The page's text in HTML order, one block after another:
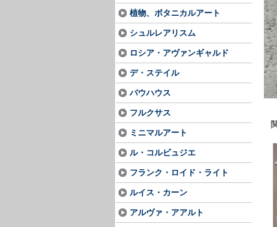
植物、ボタニカルアート
シュルレアリスム
ロシア・アヴァンギャルド
デ・ステイル
バウハウス
フルクサス
ミニマルアート
ル・コルビュジエ
フランク・ロイド・ライト
ルイス・カーン
アルヴァ・アアルト